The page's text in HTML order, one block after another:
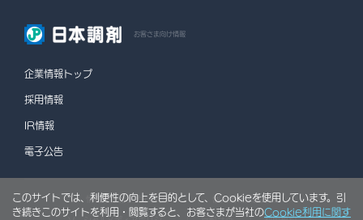
お客さま向け情報
企業情報トップ
採用情報
IR情報
電子公告
情報セキュリティポリシー 個人情報保護方針
このサイトでは、利便性の向上を目的として、Cookieを使用しています。引
き続きこのサイトを利用・閲覧すると、お客さまが当社のCookie利用に関す